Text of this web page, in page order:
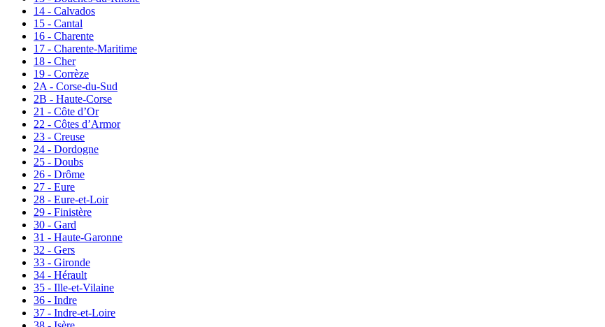
14 - Calvados
15 - Cantal
16 - Charente
17 - Charente-Maritime
18 - Cher
19 - Corrèze
2A - Corse-du-Sud
2B - Haute-Corse
21 - Côte d’Or
22 - Côtes d’Armor
23 - Creuse
24 - Dordogne
25 - Doubs
26 - Drôme
27 - Eure
28 - Eure-et-Loir
29 - Finistère
30 - Gard
31 - Haute-Garonne
32 - Gers
33 - Gironde
34 - Hérault
35 - Ille-et-Vilaine
36 - Indre
37 - Indre-et-Loire